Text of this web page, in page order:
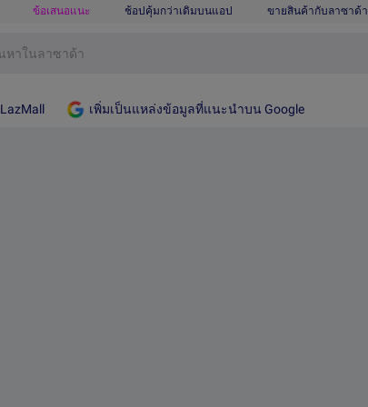
ข้อเสนอแนะ ช้อปคุ้มกว่าเดิมบนแอป ขายสินค้ากับลาซาด้า
LazMall เพิ่มเป็นแหล่งข้อมูลที่แนะนำบน Google